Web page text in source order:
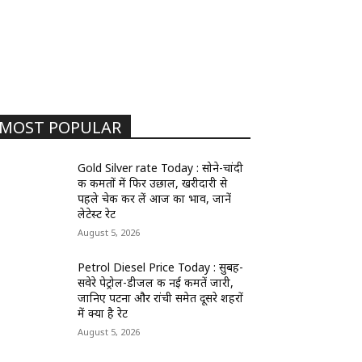
MOST POPULAR
Gold Silver rate Today : सोने-चांदी
की कीमतों में फिर उछाल, खरीदारी से
पहले चेक कर लें आज का भाव, जानें
लेटेस्ट रेट
August 5, 2026
Petrol Diesel Price Today : सुबह-
सवेरे पेट्रोल-डीजल की नई कीमतें जारी,
जानिए पटना और रांची समेत दूसरे शहरों
में क्या है रेट
August 5, 2026